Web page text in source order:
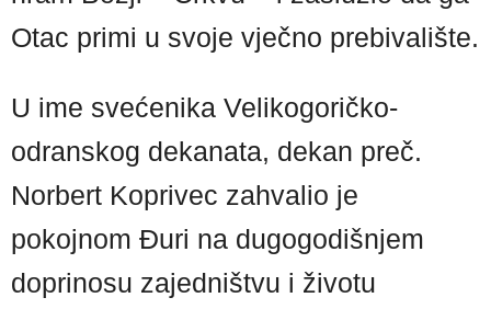
Otac primi u svoje vječno prebivalište.
U ime svećenika Velikogoričko-
odranskog dekanata, dekan preč.
Norbert Koprivec zahvalio je
pokojnom Đuri na dugogodišnjem
doprinosu zajedništvu i životu